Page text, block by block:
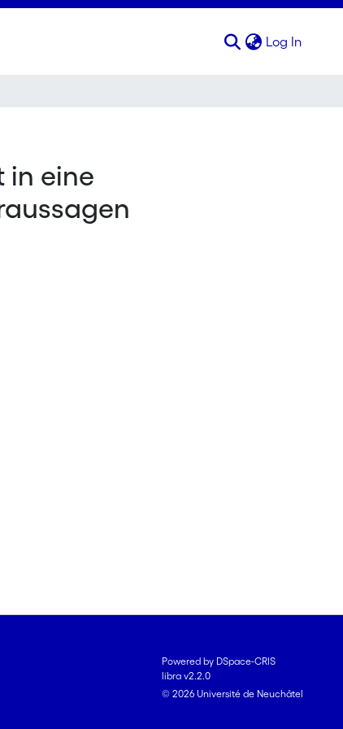
Log In
in eine
Powered by DSpace-CRIS
libra v2.2.0
© 2026 Université de Neuchâtel